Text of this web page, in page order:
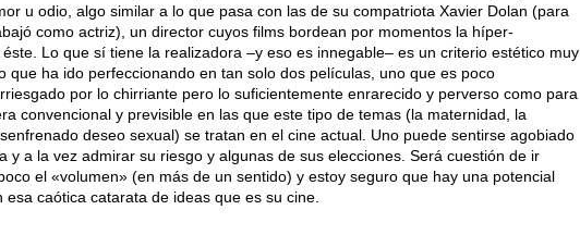
u odio, algo similar a lo que pasa con las de su compatriota Xavier Dolan (para
como actriz), un director cuyos films bordean por momentos la híper-
Lo que sí tiene la realizadora –y eso es innegable– es un criterio estético muy
que ha ido perfeccionando en tan solo dos películas, uno que es poco
por lo chirriante pero lo suficientemente enrarecido y perverso como para
convencional y previsible en las que este tipo de temas (la maternidad, la
deseo sexual) se tratan en el cine actual. Uno puede sentirse agobiado
y a la vez admirar su riesgo y algunas de sus elecciones. Será cuestión de ir
el «volumen» (en más de un sentido) y estoy seguro que hay una potencial
esa caótica catarata de ideas que es su cine.